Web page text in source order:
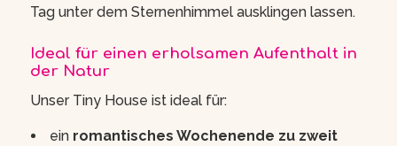
Tag unter dem Sternenhimmel ausklingen lassen.
Ideal für einen erholsamen Aufenthalt in
der Natur
Unser Tiny House ist ideal für:
ein romantisches Wochenende zu zweit